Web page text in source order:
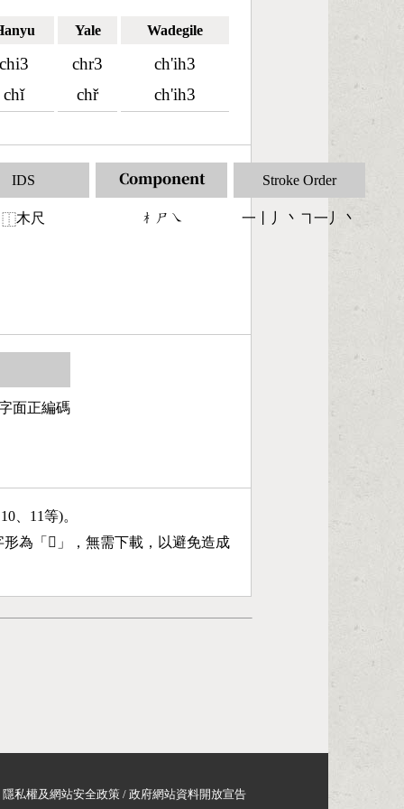
Yale Wadegile
chi3
chǐ
chr3
chř
ch'ih3
ch'ih3
IDS
⿰木尺
Component
󶂸󶂍󶀆
Stroke Order
一丨丿丶㇕一丿丶
面正編碼
、11等)。
為「 𣏧 」，無需下載，以避免造成
隱私權及網站安全政策 /政府網站資料開放宣告